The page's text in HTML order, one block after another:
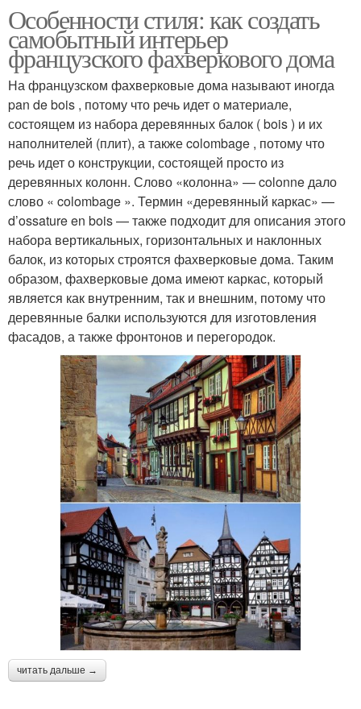
Особенности стиля: как создать
самобытный интерьер
французского фахверкового дома
На французском фахверковые дома называют иногда
pan de bois , потому что речь идет о материале,
состоящем из набора деревянных балок ( bois ) и их
наполнителей (плит), а также colombage , потому что
речь идет о конструкции, состоящей просто из
деревянных колонн. Слово «колонна» — colonne дало
слово « colombage ». Термин «деревянный каркас» —
d’ossature en bois — также подходит для описания этого
набора вертикальных, горизонтальных и наклонных
балок, из которых строятся фахверковые дома. Таким
образом, фахверковые дома имеют каркас, который
является как внутренним, так и внешним, потому что
деревянные балки используются для изготовления
фасадов, а также фронтонов и перегородок.
читать дальше →